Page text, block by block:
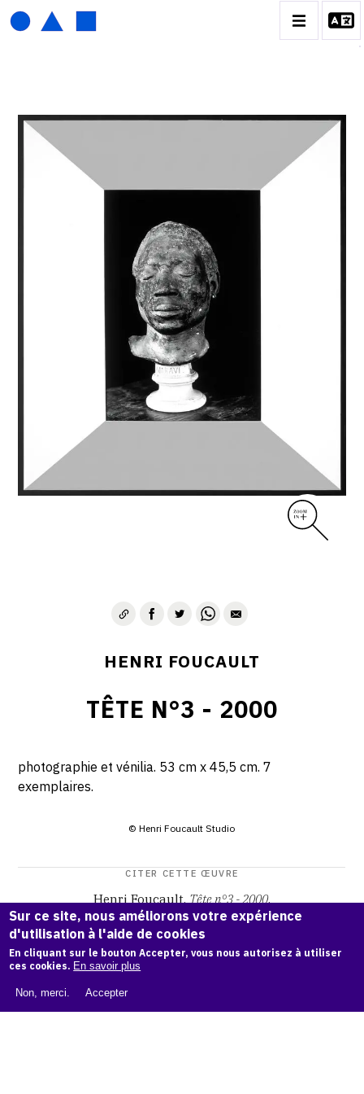
BIOGRAPHIE
CATALOGUE DES OEUVRES
01_SCULPTURE
02_PHOTOGRAPHIQUE
03_COLLAGES
04_DESSINS
05_MONOTYPE
06_ARCHIVES
CONTACT
HENRI FOUCAULT
TÊTE N°3 - 2000
photographie et vénilia. 53 cm x 45,5 cm. 7
exemplaires.
© Henri Foucault Studio
CITER CETTE ŒUVRE
Henri Foucault, Tête n°3 - 2000.
Catalogue raisonné Henri Foucault, OAM.ark:38997/o168
mr
COPIER LA CITATION
Sur ce site, nous améliorons votre expérience
d'utilisation à l'aide de cookies
En cliquant sur le bouton Accepter, vous nous autorisez à utiliser
ces cookies. En savoir plus
Non, merci. Accepter